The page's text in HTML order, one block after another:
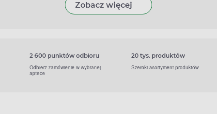
Zobacz więcej
2 600 punktów odbioru
Odbierz zamówienie w wybranej
aptece
20 tys. produktów
Szeroki asortyment produktów